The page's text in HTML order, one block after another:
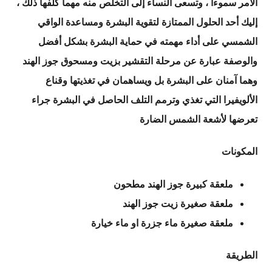
الأمر سموءا ، وتسعى النساء إلى التخلص منه مهما كلفها ذلك ،
إليك أحد الحلول الممتازة لتقوية البشرة ومساعدة الواقي
الشمسي على أداء مهمته في حماية البشرة بشكل أفضل
والوصفة عبارة عن مرحلة التقشير بزيت ومسحوق جوز الهند
وهما آمنان على البشرة بل ويساهمان في تغذيتها وقناع
الألويفيرا التي تغذي وترمم التلف الحاصل في البشرة جراء
تعرضها لأشعة الشمس الضارة
المكونات
ملعقة كبيرة جوز الهند مطحون
ملعقة صغيرة زيت جوز الهند
ملعقة صغيرة ماء جزرة او ماء خيارة
الطريقة